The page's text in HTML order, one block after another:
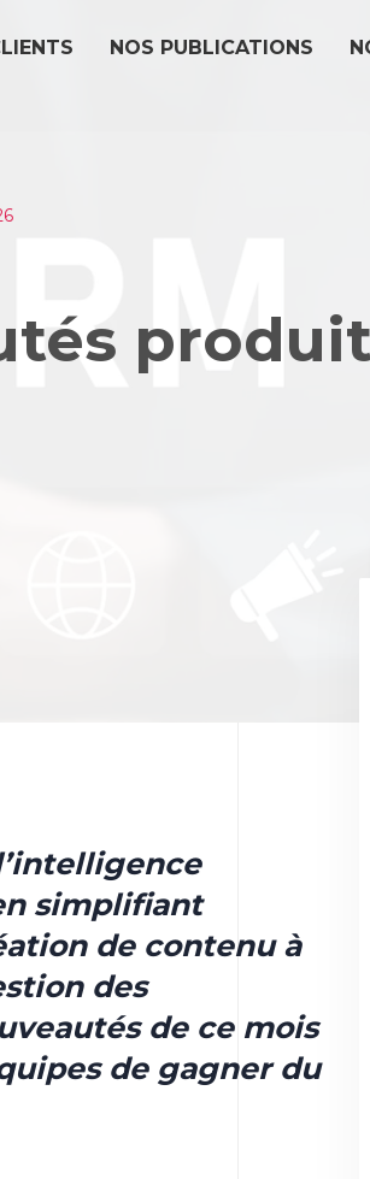
NOS PUBLICATIONS
simplifiant
de contenu à
des
de ce mois
de gagner du